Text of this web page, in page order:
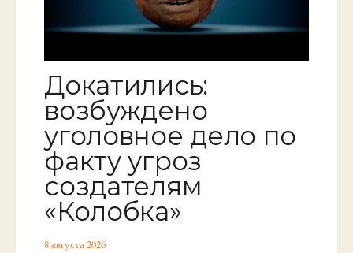
Докатились:
возбуждено
уголовное дело по
факту угроз
создателям
«Колобка»
8 августа 2026